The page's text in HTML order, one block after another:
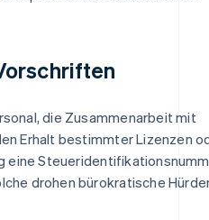
die Zusammenarbeit mit
Erhalt bestimmter Lizenzen
eine
drohen bürokratische